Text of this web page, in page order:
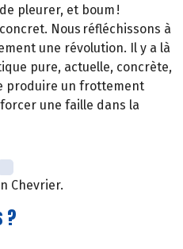
pleurer, et boum !
Nous réfléchissons à
une révolution. Il y a là
pure, actuelle, concrète,
produire un frottement
une faille dans la
Chevrier.
?